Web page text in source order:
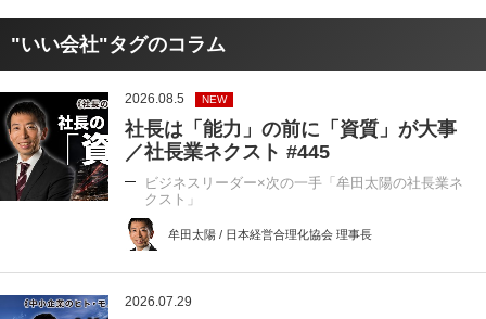
"いい会社"タグのコラム
2026.08.5 NEW
社長は「能力」の前に「資質」が大事
／社長業ネクスト #445
ビジネスリーダー×次の一手「牟田太陽の社長業ネ
クスト」
牟田太陽 / 日本経営合理化協会 理事長
2026.07.29